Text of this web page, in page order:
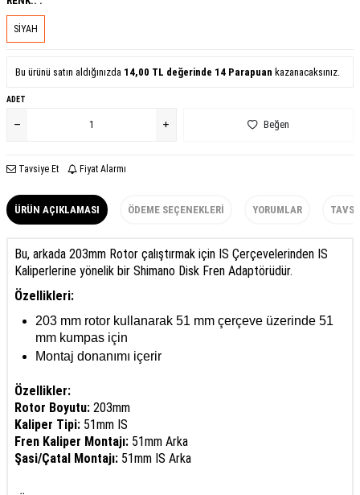
SİYAH
Bu ürünü satın aldığınızda 14,00 TL değerinde 14 Parapuan kazanacaksınız.
ADET
Beğen
Tavsiye Et Fiyat Alarmı
ÜRÜN AÇIKLAMASI ÖDEME SEÇENEKLERI YORUMLAR
Bu, arkada 203mm Rotor çalıştırmak için IS Çerçevelerinden IS
Kaliperlerine yönelik bir Shimano Disk Fren Adaptörüdür.
Özellikleri:
203 mm rotor kullanarak 51 mm çerçeve üzerinde 51
mm kumpas için
Montaj donanımı içerir
Özellikler:
Rotor Boyutu: 203mm
Kaliper Tipi: 51mm IS
Fren Kaliper Montajı: 51mm Arka
Şasi/Çatal Montajı: 51mm IS Arka